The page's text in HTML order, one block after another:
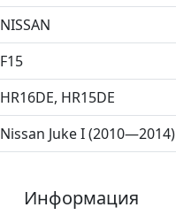
NISSAN
F15
HR16DE, HR15DE
Nissan Juke I (2010—2014)
Информация